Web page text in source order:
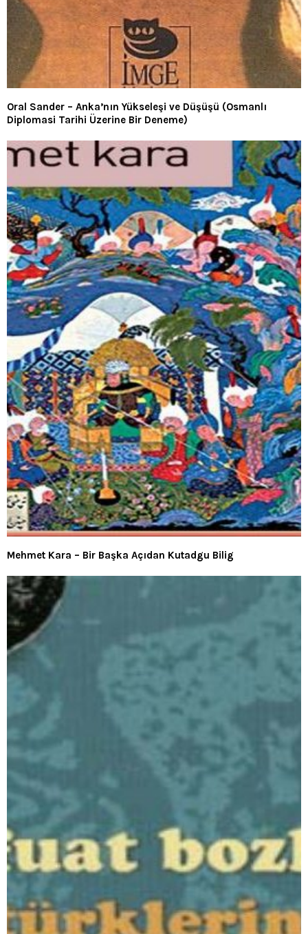
Oral Sander – Anka’nın Yükseleşi ve Düşüşü (Osmanlı
Diplomasi Tarihi Üzerine Bir Deneme)
Mehmet Kara – Bir Başka Açıdan Kutadgu Bilig